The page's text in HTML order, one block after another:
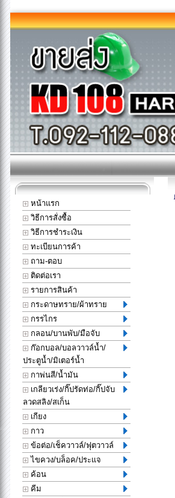
หน้าแรก
วิธีการสั่งซื้อ
วิธีการชำระเงิน
ทะเบียนการค้า
ถาม-ตอบ
ติดต่อเรา
รายการสินค้า
กระดาษทราย/ผ้าทราย
กรรไกร
กลอน/บานพับ/มือจับ
ก๊อกบอล/บอลวาวล์น้ำ/
ประตูน้ำ/มิเตอร์น้ำ
กาพ่นสี/น้ำมัน
เกลียวเร่ง/กิ๊ปรัดท่อ/กิ๊ปจับ
ลวดสลิง/สเก็น
เกียง
กาว
ข้อต่อ/เช็ควาวล์/ฟุตวาวล์
ไขควง/บล็อค/ประแจ
ค้อน
คีม
พิเศษที่ยังไม่มีในรายการ เมลเข้ามาสอบถามไ